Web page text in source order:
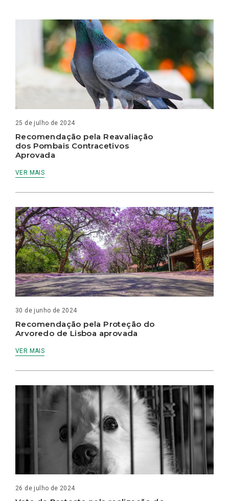
25 de julho de 2024
Recomendação pela Reavaliação
dos Pombais Contracetivos
Aprovada
VER MAIS
30 de junho de 2024
Recomendação pela Proteção do
Arvoredo de Lisboa aprovada
VER MAIS
26 de julho de 2024